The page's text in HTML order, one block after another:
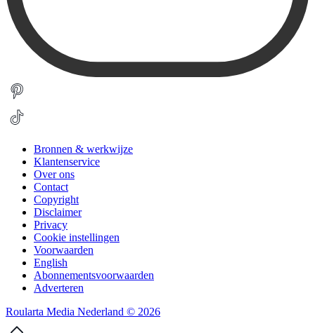
Bronnen & werkwijze
Klantenservice
Over ons
Contact
Copyright
Disclaimer
Privacy
Cookie instellingen
Voorwaarden
English
Abonnementsvoorwaarden
Adverteren
Roularta Media Nederland © 2026